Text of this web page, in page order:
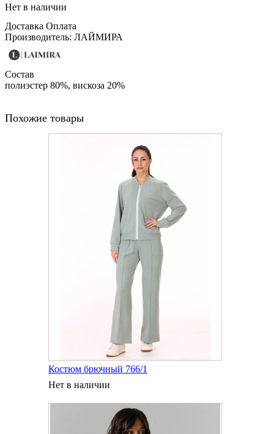
Нет в наличии
Доставка Оплата
Производитель: ЛАЙМИРА
Состав
полиэстер 80%, вискоза 20%
Похожие товары
Костюм брючный 766/1
Нет в наличии